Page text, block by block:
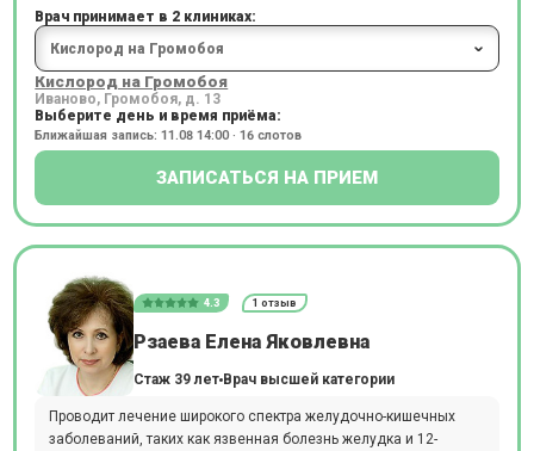
Врач принимает в 2 клиниках:
Кислород на Громобоя
Иваново, Громобоя, д. 13
Выберите день и время приёма:
Ближайшая запись: 11.08 14:00 · 16 слотов
ЗАПИСАТЬСЯ НА ПРИЕМ
4.3 1 отзыв
Рзаева Елена Яковлевна
Стаж 39 лет Врач высшей категории
Проводит лечение широкого спектра желудочно-кишечных
заболеваний, таких как язвенная болезнь желудка и 12-